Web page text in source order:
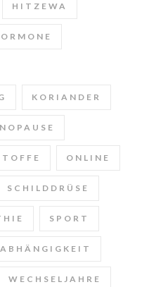
HITZEWA
KORIANDER
ONLINE
SCHILDDRÜSE
SPORT
WECHSELJAHRE